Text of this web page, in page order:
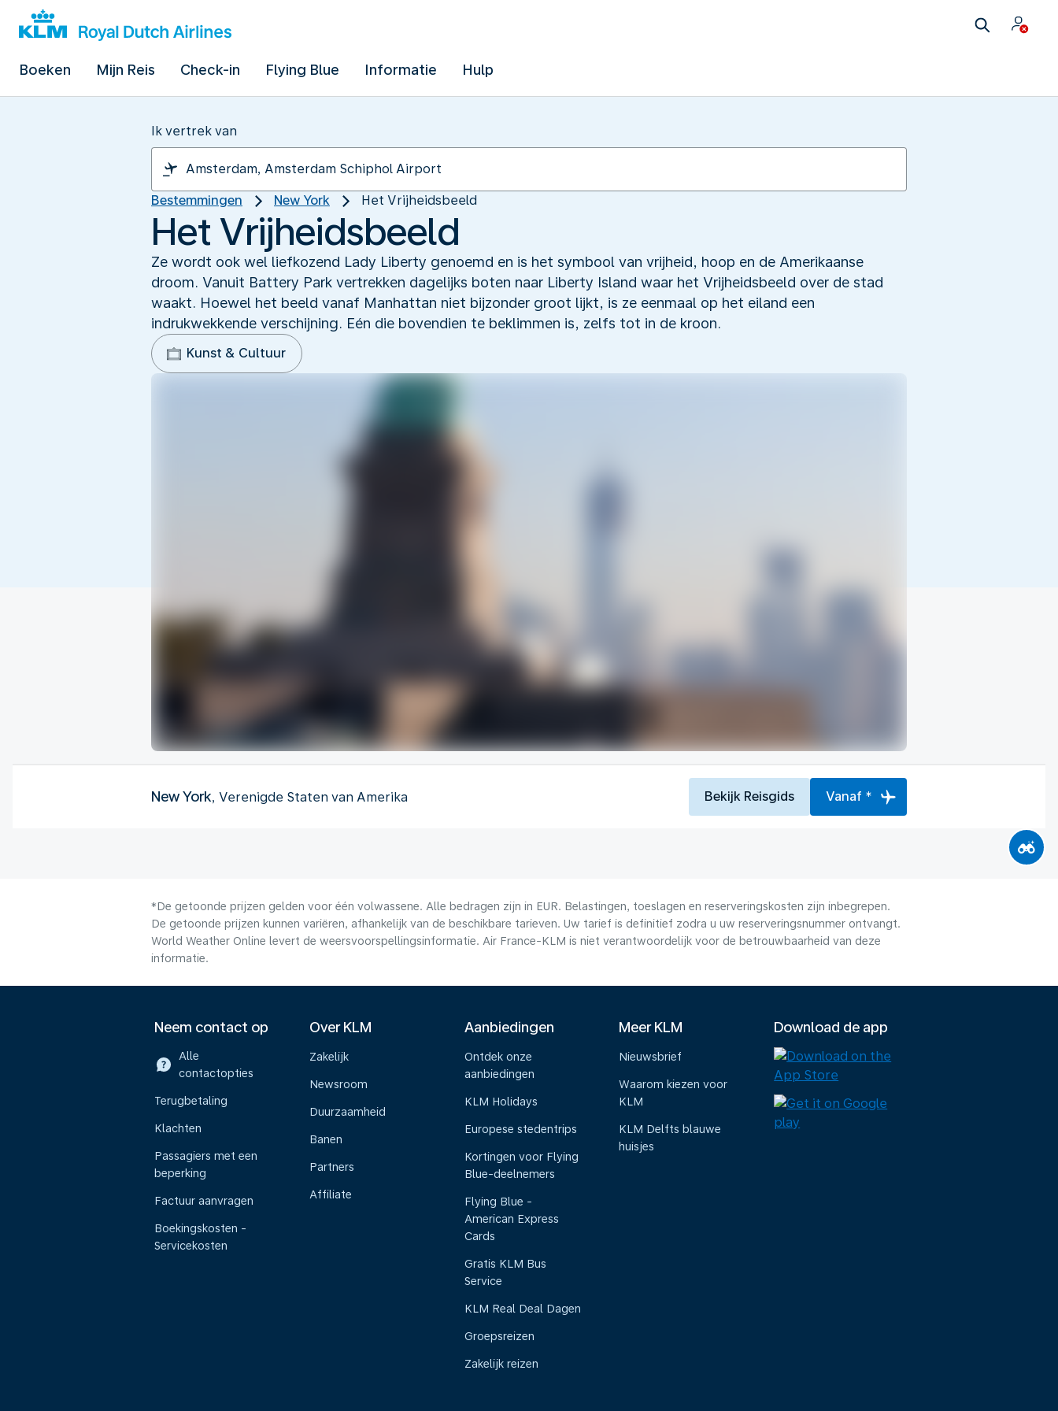
Boeken Mijn Reis Check-in Flying Blue Informatie Hulp
Ik vertrek van
Bestemmingen New York Het Vrijheidsbeeld
Het Vrijheidsbeeld
Ze wordt ook wel liefkozend Lady Liberty genoemd en is het symbool van vrijheid, hoop en de Amerikaanse
droom. Vanuit Battery Park vertrekken dagelijks boten naar Liberty Island waar het Vrijheidsbeeld over de stad
waakt. Hoewel het beeld vanaf Manhattan niet bijzonder groot lijkt, is ze eenmaal op het eiland een
indrukwekkende verschijning. Eén die bovendien te beklimmen is, zelfs tot in de kroon.
Kunst & Cultuur
New York, Verenigde Staten van Amerika Bekijk Reisgids Vanaf *
*De getoonde prijzen gelden voor één volwassene. Alle bedragen zijn in EUR. Belastingen, toeslagen en reserveringskosten zijn inbegrepen.
De getoonde prijzen kunnen variëren, afhankelijk van de beschikbare tarieven. Uw tarief is definitief zodra u uw reserveringsnummer ontvangt.
World Weather Online levert de weersvoorspellingsinformatie. Air France-KLM is niet verantwoordelijk voor de betrouwbaarheid van deze
informatie.
Neem contact op
Alle
contactopties
Terugbetaling
Klachten
Passagiers met een
beperking
Factuur aanvragen
Boekingskosten -
Servicekosten
Over KLM
Zakelijk
Newsroom
Duurzaamheid
Banen
Partners
Affiliate
Aanbiedingen
Ontdek onze
aanbiedingen
KLM Holidays
Europese stedentrips
Kortingen voor Flying
Blue-deelnemers
Flying Blue -
American Express
Cards
Gratis KLM Bus
Service
KLM Real Deal Dagen
Groepsreizen
Zakelijk reizen
Meer KLM
Nieuwsbrief
Waarom kiezen voor
KLM
KLM Delfts blauwe
huisjes
Download de app